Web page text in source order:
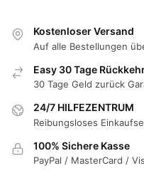
Kostenloser Versand
Auf alle Bestellungen
Easy 30 Tage
30 Tage Geld zurück
24/7 HILFEZENTRUM
Reibungsloses
100% Sichere Kasse
PayPal / MasterCard /